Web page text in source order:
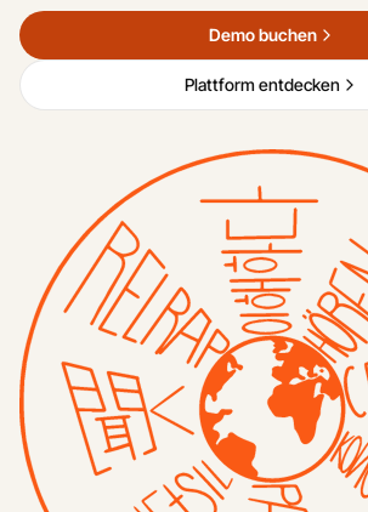
Demo buchen
Plattform entdecken